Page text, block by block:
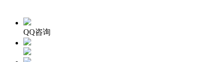
QQ咨询